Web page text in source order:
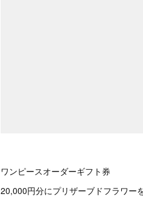
ワンピースオーダーギフト券
20,000円分にプリザーブドフラワー